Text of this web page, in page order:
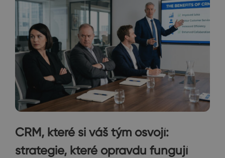
CRM, které si váš tým osvojí:
strategie, které opravdu fungují